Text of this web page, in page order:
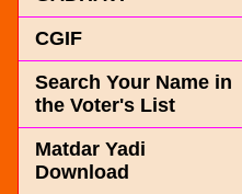
CGIF
Search Your Name in
the Voter's List
Matdar Yadi
Download